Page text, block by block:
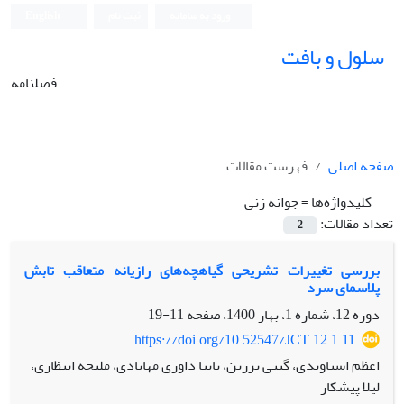
سلول و بافت
فصلنامه
صفحه اصلی
فهرست مقالات
کلیدواژه‌ها =جوانه زنی
تعداد مقالات:
2
بررسی تغییرات تشریحی گیاه‮چه‌های رازیانه متعاقب تابش
پلاسمای سرد‬‬‬‬‬‬‬‬‬‬
دوره 12، شماره 1، بهار 1400، صفحه
11-19
https://doi.org/10.52547/JCT.12.1.11
اعظم اسناوندی، گیتی برزین، تانیا داوری مهابادی، ملیحه انتظاری،
لیلا پیشکار